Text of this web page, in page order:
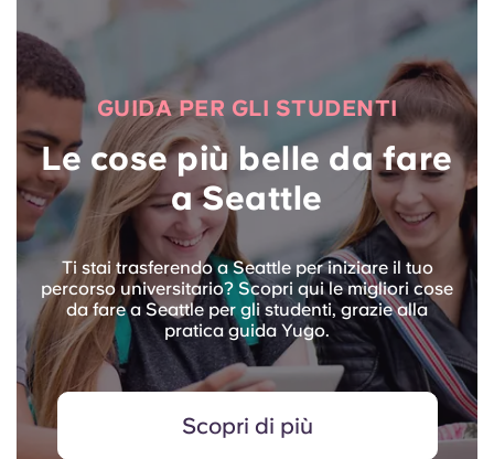
GUIDA PER GLI STUDENTI
Le cose più belle da fare
a Seattle
Ti stai trasferendo a Seattle per iniziare il tuo
percorso universitario? Scopri qui le migliori cose
da fare a Seattle per gli studenti, grazie alla
pratica guida Yugo.
Scopri di più